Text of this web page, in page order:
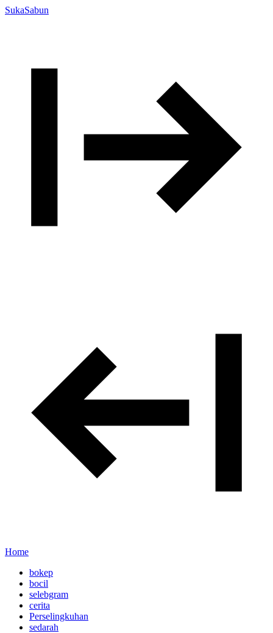
SukaSabun
Home
bokep
bocil
selebgram
cerita
Perselingkuhan
sedarah